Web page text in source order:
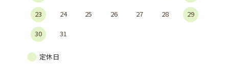
23 24 25 26 27 28 29
30 31
定休日